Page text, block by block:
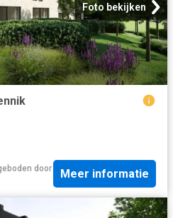
Foto bekijken
door
Meer informatie